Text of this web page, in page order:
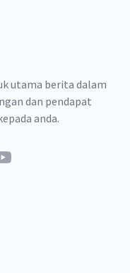
utama berita dalam
dan pendapat
anda.